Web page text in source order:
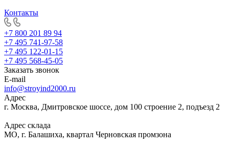
Контакты
+7 800 201 89 94
+7 495 741-97-58
+7 495 122-01-15
+7 495 568-45-05
Заказать звонок
E-mail
info@stroyind2000.ru
Адрес
г. Москва, Дмитровское шоссе, дом 100 строение 2, подъезд 2
Адрес склада
МО, г. Балашиха, квартал Черновская промзона